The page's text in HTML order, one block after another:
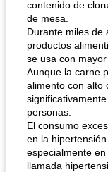
contenido de
de mesa.
Durante miles de
productos
se usa con
Aunque la carne
alimento con alto
personas.
El consumo
en la
especialmente
llamada